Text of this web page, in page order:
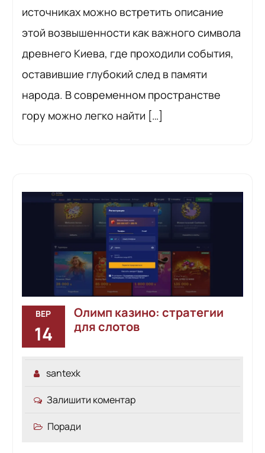
источниках можно встретить описание
этой возвышенности как важного символа
древнего Киева, где проходили события,
оставившие глубокий след в памяти
народа. В современном пространстве
гору можно легко найти […]
ВЕР
14
Олимп казино: стратегии
для слотов
santexk
Залишити коментар
Поради